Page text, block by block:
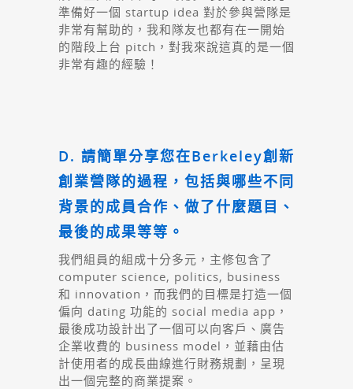
準備好一個 startup idea 對於參與營隊是
非常有幫助的，我和隊友也都有在一開始
的階段上台 pitch，對我來說這真的是一個
非常有趣的經驗！
D. 請簡單分享您在Berkeley創新
創業營隊的過程，包括與哪些不同
背景的成員合作、做了什麼題目、
最後的成果等等。
我們組員的組成十分多元，主修包含了
computer science, politics, business
和 innovation，而我們的目標是打造一個
偏向 dating 功能的 social media app，
最後成功設計出了一個可以向客戶、廣告
企業收費的 business model，並藉由估
計使用者的成長曲線進行財務規劃，呈現
出一個完整的商業提案。